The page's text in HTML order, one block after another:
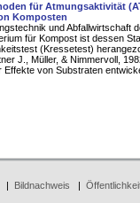
für Atmungsaktivität
Komposten
und Abfallwirtschaft
für Kompost ist dessen
(Kressetest)
J., Müller, & Nimmervoll,
von Substraten
| Bildnachweis |